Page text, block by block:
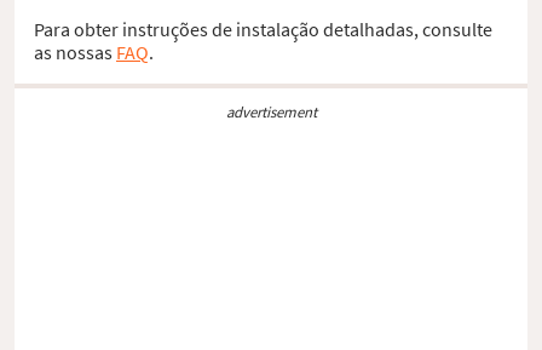
Para obter instruções de instalação detalhadas, consulte
as nossas FAQ.
advertisement